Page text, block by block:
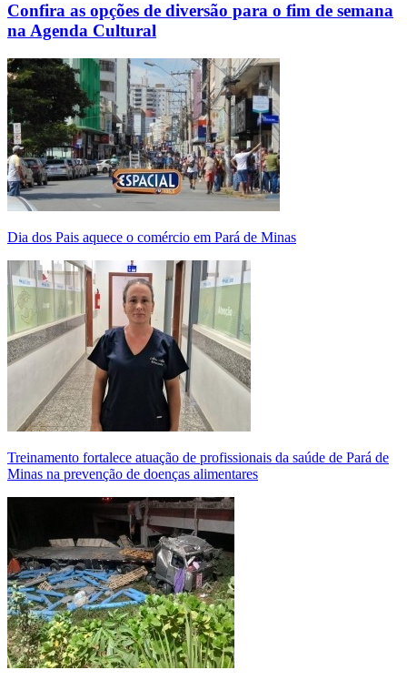
Confira as opções de diversão para o fim de semana
na Agenda Cultural
Dia dos Pais aquece o comércio em Pará de Minas
Treinamento fortalece atuação de profissionais da saúde de Pará de
Minas na prevenção de doenças alimentares